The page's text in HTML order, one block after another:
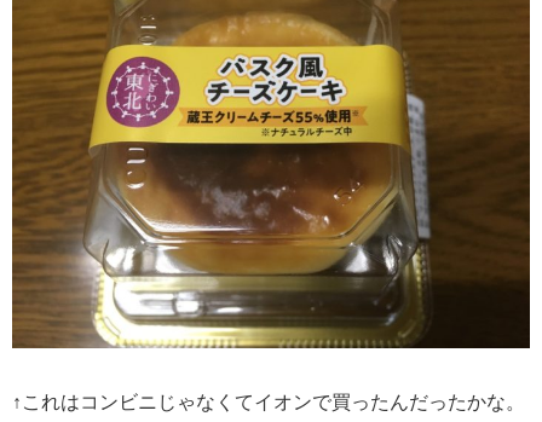
↑これはコンビニじゃなくてイオンで買ったんだったかな。